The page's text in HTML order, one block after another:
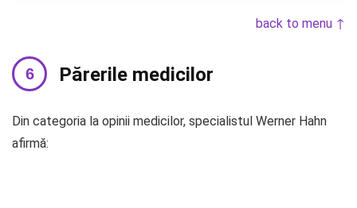
back to menu ↑
Părerile medicilor
Din categoria la opinii medicilor, specialistul Werner Hahn
afirmă: